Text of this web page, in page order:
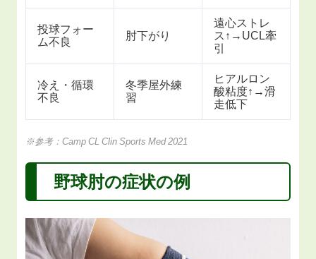
投球フォー
ム不良
肘下がり
遠心ストレ
ス↑→UCL牽
引
冷え・循環
不良
冬季屋外練
習
ヒアルロン
酸粘度↑→滑
走低下
※参考：Camp CL Clin Sports Med 2021
野球肘の症状の例